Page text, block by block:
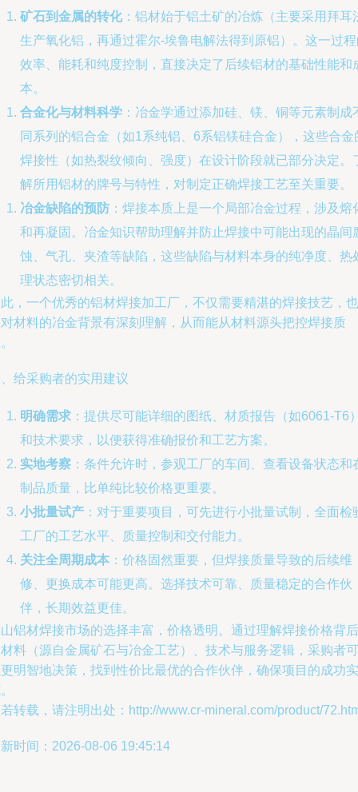
矿石到金属的转化：铝材始于铝土矿的冶炼（主要采用拜耳
生产氧化铝，再通过霍尔-埃鲁电解法得到原铝）。这一过
效率、能耗和纯度控制，直接决定了后续铝材的基础性能和
本。
合金化与材料科学 ：冶金学通过添加硅、镁、铜等元素制成
同系列的铝合金（如1系纯铝、6系铝镁硅合金），这些合金
焊接性（如热裂纹倾向、强度）在设计阶段就已部分决定。
解所用铝材的牌号与特性，对制定正确焊接工艺至关重要。
冶金缺陷的预防 ：焊接本质上是一个局部冶金过程，涉及熔
和再凝固。冶金知识帮助理解并防止焊接中可能出现的晶间
蚀、气孔、夹渣等缺陷，这些缺陷与材料本身的纯净度、热
理状态密切相关。
，一个优秀的铝材焊接加工厂，不仅需要精湛的焊接技艺，也
材料的冶金背景有深刻理解，从而能从材料源头把控焊接质
给采购者的实用建议
明确需求 ：提供尽可能详细的图纸、材质报告（如6061-T6
和技术要求，以便获得准确报价和工艺方案。
实地考察 ：条件允许时，参观工厂的车间、查看设备状态和
制品质量，比单纯比较价格更重要。
小批量试产 ：对于重要项目，可先进行小批量试制，全面检
工厂的工艺水平、质量控制和交付能力。
关注全周期成本 ：价格固然重要，但焊接质量导致的后续维
修、更换成本可能更高。选择技术可靠、质量稳定的合作伙
伴，长期效益更佳。
铝材焊接市场的选择丰富，价格透明。通过理解焊接价格背后
料（源自金属矿石与冶金工艺）、技术与服务逻辑，采购者可
明智地决策，找到性价比最优的合作伙伴，确保项目的成功实
转载，请注明出处：http://www.cr-mineral.com/product/
时间：2026-08-06 19:45:14